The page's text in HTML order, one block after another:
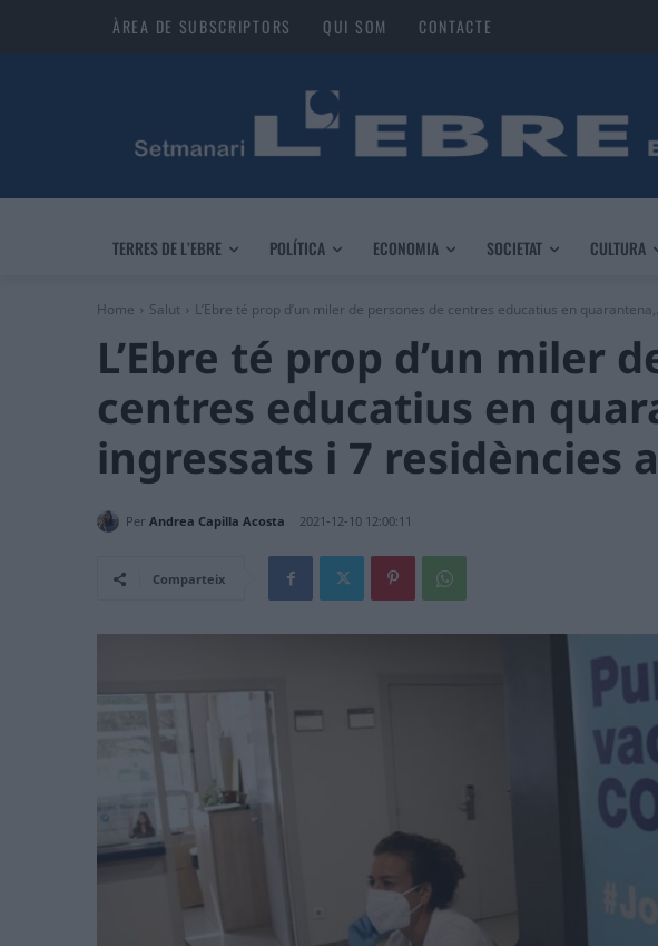
ÀREA DE SUBSCRIPTORS QUI SOM CONTACTE
TERRES DE L’EBRE POLÍTICA ECONOMIA SOCIETAT CULTURA
Home Salut L’Ebre té prop d’un miler de persones de centres educatius en
L’Ebre té prop d’un miler
centres educatius en
ingressats i 7 residències
Per Andrea Capilla Acosta 2021-12-10 12:00:11
Comparteix